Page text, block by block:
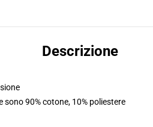
Descrizione
90% cotone, 10% poliestere